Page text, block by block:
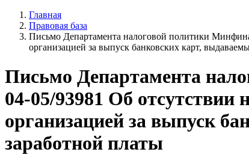
Главная
Правовая база
Письмо Департамента налоговой политики
организацией за выпуск банковских карт,
Письмо Департамента
04-05/93981 Об
организацией за выпуск
заработной платы